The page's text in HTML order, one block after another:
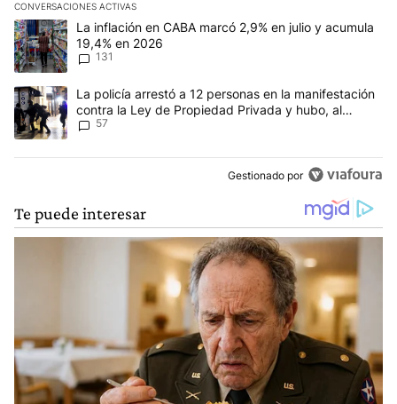
CONVERSACIONES ACTIVAS
Este listado muestra los artículos con más comentarios en los
Un artículo de tendencia con el título "La inflación en CABA
La inflación en CABA marcó 2,9% en julio y acumula
19,4% en 2026
131
Un artículo de tendencia con el título "La policía arrestó a 12
La policía arrestó a 12 personas en la manifestación
contra la Ley de Propiedad Privada y hubo, al
menos, 3 agentes heridos
57
Gestionado por